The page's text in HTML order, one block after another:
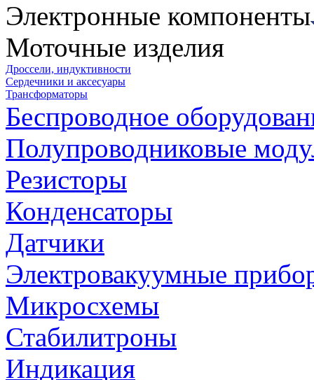
Электронные компоненты
Моточные изделия
Дроссели, индуктивности
Сердечники и аксесуары
Трансформаторы
Беспроводное
Полупроводниковые
Резисторы
Конденсаторы
Датчики
Электровакуумные
Микросхемы
Стабилитроны
Индикация